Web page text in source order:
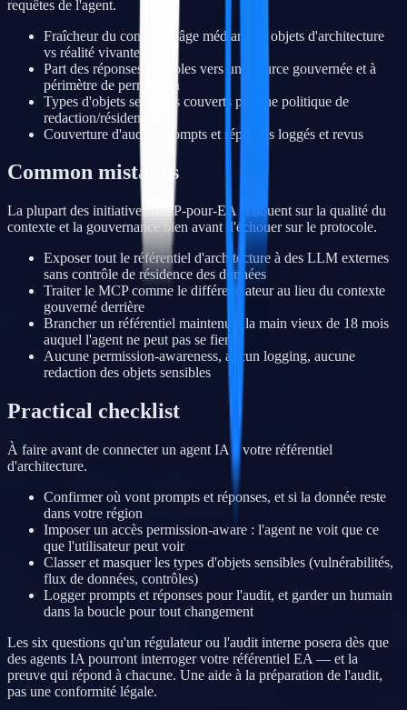
requêtes de l'agent.
Fraîcheur du contexte : âge médian des objets d'architecture
vs réalité vivante
Part des réponses traçables vers une source gouvernée et à
périmètre de permission
Types d'objets sensibles couverts par une politique de
redaction/résidence
Couverture d'audit : prompts et réponses loggés et revus
Common mistakes
La plupart des initiatives MCP-pour-EA échouent sur la qualité du
contexte et la gouvernance bien avant d'échouer sur le protocole.
Exposer tout le référentiel d'architecture à des LLM externes
sans contrôle de résidence des données
Traiter le MCP comme le différenciateur au lieu du contexte
gouverné derrière
Brancher un référentiel maintenu à la main vieux de 18 mois
auquel l'agent ne peut pas se fier
Aucune permission-awareness, aucun logging, aucune
redaction des objets sensibles
Practical checklist
À faire avant de connecter un agent IA à votre référentiel
d'architecture.
Confirmer où vont prompts et réponses, et si la donnée reste
dans votre région
Imposer un accès permission-aware : l'agent ne voit que ce
que l'utilisateur peut voir
Classer et masquer les types d'objets sensibles (vulnérabilités,
flux de données, contrôles)
Logger prompts et réponses pour l'audit, et garder un humain
dans la boucle pour tout changement
Les six questions qu'un régulateur ou l'audit interne posera dès que
des agents IA pourront interroger votre référentiel EA — et la
preuve qui répond à chacune. Une aide à la préparation de l'audit,
pas une conformité légale.